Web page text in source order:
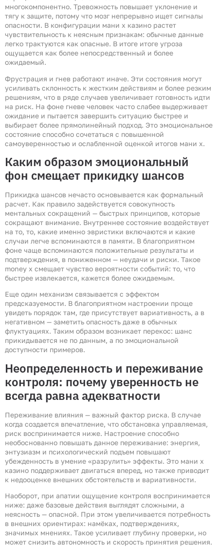
многокомпонентно. Тревожность повышает уклонение и
тягу к защите, потому что мозг непрерывно ищет сигналы
опасности. В конфигурации мани х казино растет
чувствительность к неясным признакам: обычные данные
легко трактуются как опасные. В итоге итоге угроза
ощущается как более непосредственный и более
ожидаемый.
Фрустрация и гнев работают иначе. Эти состояния могут
усиливать склонность к жестким действиям и более резким
решениям, что в ряде случаев увеличивает готовность идти
на риск. На фоне гневе человек часто слабее выдерживает
ожидание и пытается завершить ситуацию быстрее и
выбирает более прямолинейный подход. Это эмоциональное
состояние способно сочетаться с повышенной
самоуверенностью и ослабленной оценкой итогов мани х.
Каким образом эмоциональный
фон смещает прикидку шансов
Прикидка шансов нечасто основывается как формальный
расчет. Как правило задействуется совокупность
ментальных сокращений — быстрых принципов, которые
сокращают внимание. Внутреннее состояние воздействует
на то, то, какие именно эвристики включаются и какие
случаи легче вспоминаются в памяти. В благоприятном
фоне чаще вспоминаются положительные результаты и
подтверждения, в пониженном — неудачи и риски. Такое
money x смещает чувство вероятности событий: то, что
быстрее извлекается, кажется более ожидаемым.
Еще один механизм связывается с эффектом
предсказуемости. В благоприятном настроении проще
увидеть порядок там, где присутствует вариативность, а в
негативном — заметить опасность даже в обычных
флуктуациях. Таким образом возникает перекос: шанс
прикидывается не по данным, а по эмоциональной
доступности примеров.
Неопределенность и переживание
контроля: почему уверенность не
всегда равна адекватности
Переживание влияния — важный фактор риска. В случае
когда создается впечатление, что обстановка управляемая,
риск воспринимается ниже. Настроение способно
необоснованно повышать данное переживание: энергия,
энтузиазм и психологический подъем повышают
убежденность в умение «разрулить» эффекты. Это мани х
казино поддерживает двигаться вперед, но также приводит
к недооценке внешних обстоятельств и вариативности.
Наоборот, при апатии ощущение контроля воспринимается
ниже: даже базовые действия выглядят сложными, а
неясность — опасной. При этом увеличивается потребность
в внешних ориентирах: намёках, подтверждениях,
значимых мнениях. Такое усиливает глубину проверки, но
может снизить автономность и скорость принятия решения.